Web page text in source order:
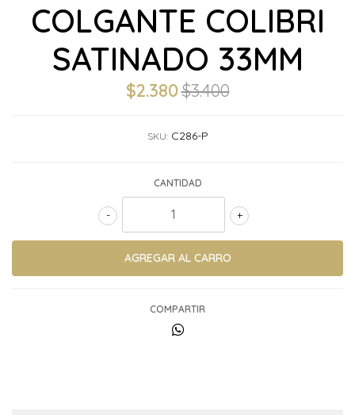
COLGANTE COLIBRI
SATINADO 33MM
$2.380$3.400
SKU: C286-P
CANTIDAD
+
-
COMPARTIR